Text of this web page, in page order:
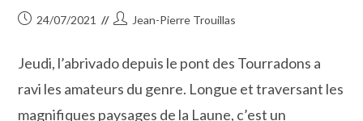
Publication
24/07/2021
Auteur/autrice
publication :
Jean-Pierre Trouillas
Jeudi, l’abrivado depuis le pont des Tourradons a
ravi les amateurs du genre. Longue et traversant les
magnifiques paysages de la Laune, c’est un